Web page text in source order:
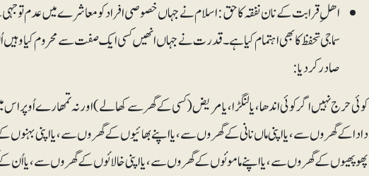
اھلِ قرابت کے نان نفقہ کا حق: اسلام نے جہاں خصوصی افراد کو معاشرے میں عدم
سماجی تحفظ کا بھی اہتمام کیا ہے۔ قدرت نے جہاں انھیں کسی ایک صفت سے محروم کیا
صادر کر دیا:
کوئی حرج نہیں اگر کوئی اندھا، یا لنگڑا، یا مریض (کسی کے گھر سے کھالے) اور نہ تمھارے اُوپر
دادا کے گھروں سے، یا اپنی ماں نانی کے گھروں سے، یا اپنے بھائیوں کے گھروں سے، یا اپنی
پھوپھیوں کے گھروں سے، یا اپنے ماموئوں کے گھروں سے، یا اپنی خالائوں کے گھروں سے، یا اُن